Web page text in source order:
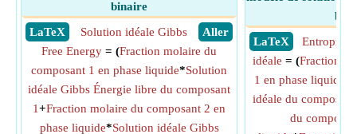
binaire
​ LaTeX
​ Aller
Solution idéale Gibbs
Free Energy = (Fraction molaire du
composant 1 en phase liquide*Solution
idéale Gibbs Énergie libre du composant
1+Fraction molaire du composant 2 en
phase liquide*Solution idéale Gibbs
​ LaTeX
Entropie
idéale = (Fraction
1 en phase liquide
idéale du
du